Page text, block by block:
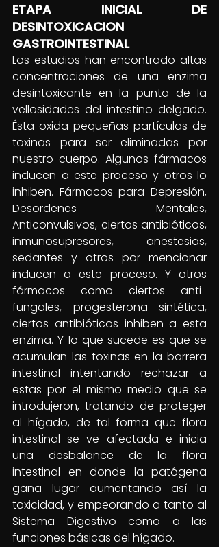
ETAPA INICIAL DE
DESINTOXICACION
GASTROINTESTINAL
Los estudios han encontrado altas
concentraciones de una enzima
desintoxicante en la punta de la
vellosidades del intestino delgado.
Ésta oxida pequeñas partículas de
toxinas para ser eliminadas por
nuestro cuerpo. Algunos fármacos
inducen a este proceso y otros lo
inhiben. Fármacos para Depresión,
Desordenes Mentales,
Anticonvulsivos, ciertos antibióticos,
inmunosupresores, anestesias,
sedantes y otros por mencionar
inducen a este proceso. Y otros
fármacos como ciertos anti-
fungales, progesterona sintética,
ciertos antibióticos inhiben a esta
enzima. Y lo que sucede es que se
acumulan las toxinas en la barrera
intestinal intentando rechazar a
estas por el mismo medio que se
introdujeron, tratando de proteger
al hígado, de tal forma que flora
intestinal se ve afectada e inicia
una desbalance de la flora
intestinal en donde la patógena
gana lugar aumentando así la
toxicidad, y empeorando a tanto al
Sistema Digestivo como a las
funciones básicas del hígado.